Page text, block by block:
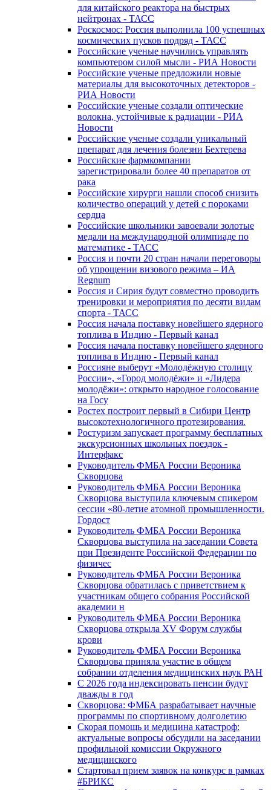
для китайского реактора на быстрых
нейтронах - ТАСС
Роскосмос: Россия выполнила 100 успешных
космических пусков подряд - ТАСС
Российские ученые научились управлять
компьютером силой мысли - РИА Новости
Российские ученые предложили новые
материалы для высокоточных детекторов -
РИА Новости
Российские ученые создали оптические
волокна, устойчивые к радиации - РИА
Новости
Российские ученые создали уникальный
препарат для лечения болезни Бехтерева
Российские фармкомпании
зарегистрировали более 40 препаратов от
рака
Российские хирурги нашли способ снизить
количество операций у детей с пороками
сердца
Российские школьники завоевали золотые
медали на международной олимпиаде по
математике - ТАСС
Россия и почти 20 стран начали переговоры
об упрощении визового режима – ИА
Regnum
Россия и Сирия будут совместно проводить
тренировки и мероприятия по десяти видам
спорта - ТАСС
Россия начала поставку новейшего ядерного
топлива в Индию - Первый канал
Россия начала поставку новейшего ядерного
топлива в Индию - Первый канал
Россияне выберут «Молодёжную столицу
России», «Город молодёжи» и «Лидера
молодёжи»: открыто народное голосование
на Госу
Ростех построит первый в Сибири Центр
высокотехнологичного протезирования.
Ростуризм запускает программу бесплатных
экскурсионных школьных поездок -
Интерфакс
Руководитель ФМБА России Вероника
Скворцова
Руководитель ФМБА России Вероника
Скворцова выступила ключевым спикером
сессии «80-летие атомной промышленности.
Гордост
Руководитель ФМБА России Вероника
Скворцова выступила на заседании Совета
при Президенте Российской Федерации по
физичес
Руководитель ФМБА России Вероника
Скворцова обратилась с приветствием к
участникам общего собрания Российской
академии н
Руководитель ФМБА России Вероника
Скворцова открыла XV Форум службы
крови
Руководитель ФМБА России Вероника
Скворцова приняла участие в общем
собрании отделения медицинских наук РАН
С 2026 года индексировать пенсии будут
дважды в год
Скворцова: ФМБА разрабатывает научные
программы по спортивному долголетию
Скорая помощь и медицина катастроф:
актуальные вопросы обсудили на заседании
профильной комиссии Окружного
медицинского
Стартовал прием заявок на конкурс в рамках
#БРИКС